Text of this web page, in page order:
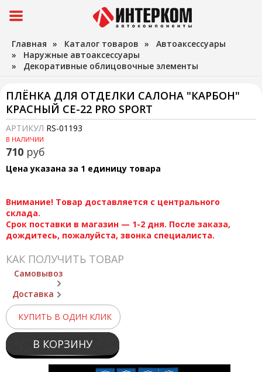
Главная » Каталог товаров » Автоаксессуары
» Наружные автоаксессуары
» Декоративные облицовочные элементы
ПЛЁНКА ДЛЯ ОТДЕЛКИ САЛОНА "КАРБОН"
КРАСНЫЙ CE-22 PRO SPORT
АРТИКУЛ RS-01193
В НАЛИЧИИ
710 руб
Цена указана за 1 единицу товара
Внимание! Товар доставляется с центрального
склада.
Срок поставки в магазин — 1-2 дня. После заказа,
дождитесь, пожалуйста, звонка специалиста.
КАК ПОЛУЧИТЬ ТОВАР
Самовывоз
Доставка
КУПИТЬ В ОДИН КЛИК
В КОРЗИНУ